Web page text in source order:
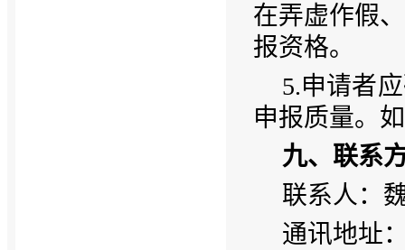
在弄虚作假
报资格。
5.申请者
申报质量。
九、联系
联系人：
通讯地址